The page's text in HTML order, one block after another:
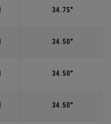
34.75"
34.50"
34.50"
34.50"